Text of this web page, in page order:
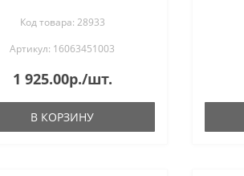
Код товара: 28933
Артикул: 16063451003
1 925.00р./шт.
В КОРЗИНУ